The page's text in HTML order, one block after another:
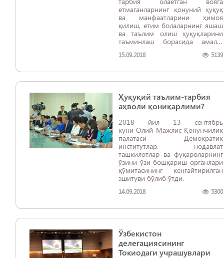
етмаганларнинг қонуний ҳуқуқ
ва манфаатларини ҳимоя
қилиш, етим болаларнинг яшаш
ва таълим олиш ҳуқуқларини
таъминлаш борасида амалга
мавзусида халқ таълими
юзасидан ўтказилган қўмита
эшитувида ушбу масала
15.09.2018 5139
Ҳуқуқий таълим-тарбия
аҳволи қониқарлими?
2018 йил 13 сентябрь
куни Олий Мажлис Қонунчилик
палатаси Демократик
институтлар, нодавлат
ташкилотлар ва фуқароларнинг
ўзини ўзи бошқариш органлари
қўмитасининг кенгайтирилган
эшитуви бўлиб ўтди.
14.09.2018 5300
Ўзбекистон
делегациясининг
Токиодаги учрашувлари